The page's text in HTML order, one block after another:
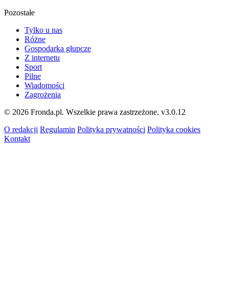
Pozostałe
Tylko u nas
Różne
Gospodarka głupcze
Z internetu
Sport
Pilne
Wiadomości
Zagrożenia
© 2026 Fronda.pl. Wszelkie prawa zastrzeżone. v3.0.12
O redakcji Regulamin Polityka prywatności Polityka cookies
Kontakt